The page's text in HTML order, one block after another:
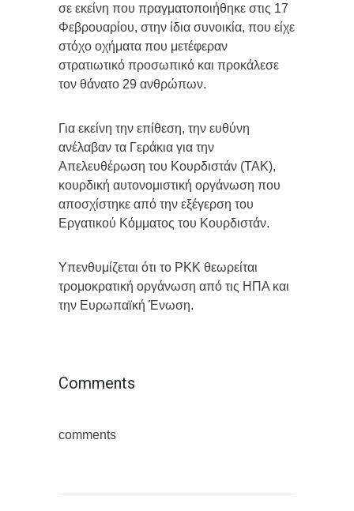
σε εκείνη που πραγματοποιήθηκε στις 17
Φεβρουαρίου, στην ίδια συνοικία, που είχε
στόχο οχήματα που μετέφεραν
στρατιωτικό προσωπικό και προκάλεσε
τον θάνατο 29 ανθρώπων.
Για εκείνη την επίθεση, την ευθύνη
ανέλαβαν τα Γεράκια για την
Απελευθέρωση του Κουρδιστάν (TAK),
κουρδική αυτονομιστική οργάνωση που
αποσχίστηκε από την εξέγερση του
Εργατικού Κόμματος του Κουρδιστάν.
Υπενθυμίζεται ότι το PKK θεωρείται
τρομοκρατική οργάνωση από τις ΗΠΑ και
την Ευρωπαϊκή Ένωση.
Comments
comments